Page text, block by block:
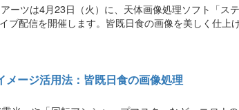
ーツは4月23日（火）に、天体画像処理ソフト「ス
ブ配信を開催します。皆既日食の画像を美しく仕上
メージ活用法：皆既日食の画像処理